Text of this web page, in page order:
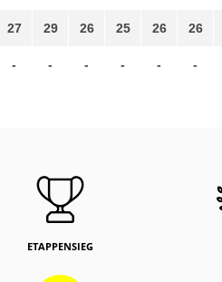
27
-
29
-
26
-
25
-
26
-
26
-
ETAPPENSIEG